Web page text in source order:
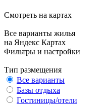
Смотреть на картах
Все варианты жилья
на Яндекс Картах
Фильтры и настройки
Тип размещения
Все варианты
Базы отдыха
Гостиницы/отели